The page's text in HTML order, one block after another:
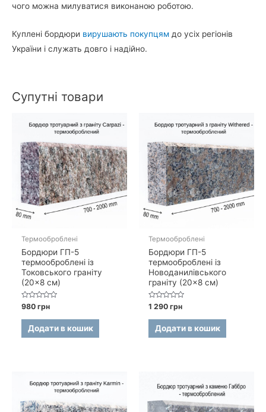
чого можна милуватися виконаною роботою.
Куплені бордюри вирушають покупцям до усіх регіонів
України і служать довго і надійно.
Супутні товари
Термооброблені
Бордюри ГП-5
термооброблені із
Токовського граніту
(20×8 см)
Оцінено
в
0
980грн
Додати в кошик
Термооброблені
Бордюри ГП-5
термооброблені із
Новоданилівського
граніту (20×8 см)
Оцінено
в
0
1 290грн
Додати в кошик